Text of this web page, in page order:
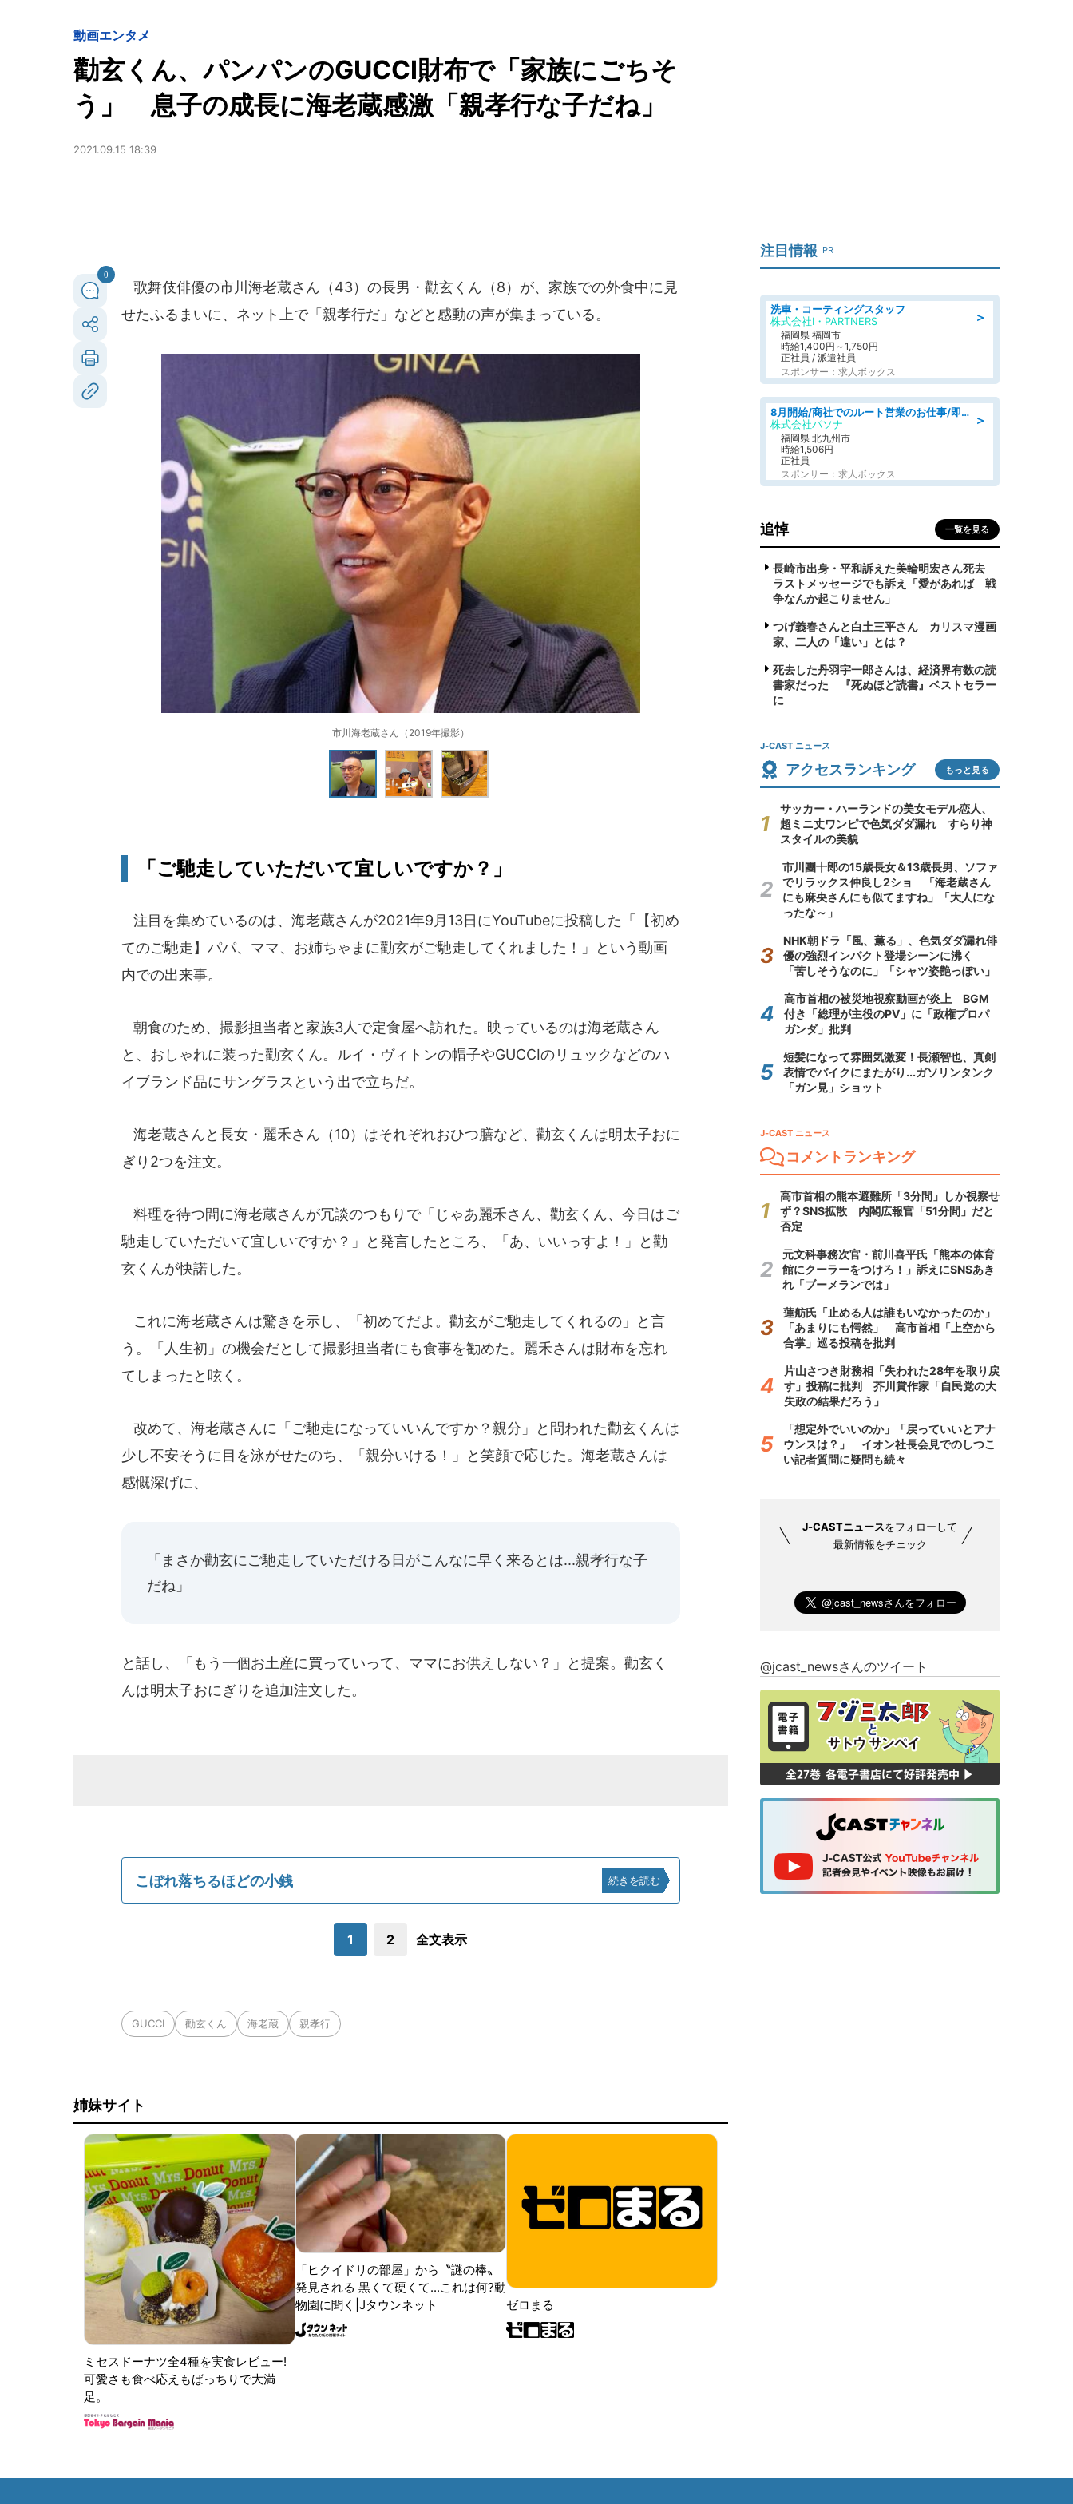
動画エンタメ
勸玄くん、パンパンのGUCCI財布で「家族にごちそ
う」 息子の成長に海老蔵感激「親孝行な子だね」
2021.09.15 18:39
0
歌舞伎俳優の市川海老蔵さん（43）の長男・勸玄くん（8）が、家族での外食中に見
せたふるまいに、ネット上で「親孝行だ」などと感動の声が集まっている。
市川海老蔵さん（2019年撮影）
「ご馳走していただいて宜しいですか？」
注目を集めているのは、海老蔵さんが2021年9月13日にYouTubeに投稿した「【初め
てのご馳走】パパ、ママ、お姉ちゃまに勸玄がご馳走してくれました！」という動画
内での出来事。
朝食のため、撮影担当者と家族3人で定食屋へ訪れた。映っているのは海老蔵さん
と、おしゃれに装った勸玄くん。ルイ・ヴィトンの帽子やGUCCIのリュックなどのハ
イブランド品にサングラスという出で立ちだ。
海老蔵さんと長女・麗禾さん（10）はそれぞれおひつ膳など、勸玄くんは明太子おに
ぎり2つを注文。
料理を待つ間に海老蔵さんが冗談のつもりで「じゃあ麗禾さん、勸玄くん、今日はご
馳走していただいて宜しいですか？」と発言したところ、「あ、いいっすよ！」と勸
玄くんが快諾した。
これに海老蔵さんは驚きを示し、「初めてだよ。勸玄がご馳走してくれるの」と言
う。「人生初」の機会だとして撮影担当者にも食事を勧めた。麗禾さんは財布を忘れ
てしまったと呟く。
改めて、海老蔵さんに「ご馳走になっていいんですか？親分」と問われた勸玄くんは
少し不安そうに目を泳がせたのち、「親分いける！」と笑顔で応じた。海老蔵さんは
感慨深げに、
「まさか勸玄にご馳走していただける日がこんなに早く来るとは...親孝行な子
だね」
と話し、「もう一個お土産に買っていって、ママにお供えしない？」と提案。勸玄く
んは明太子おにぎりを追加注文した。
こぼれ落ちるほどの小銭 続きを読む
1 2 全文表示
GUCCI 勸玄くん 海老蔵 親孝行
姉妹サイト
ミセスドーナツ全4種を実食レビュー!
可愛さも食べ応えもばっちりで大満
足。
「ヒクイドリの部屋」から〝謎の棒〟
発見される 黒くて硬くて...これは何?動
物園に聞く|Jタウンネット
ゼロまる
注目情報 PR
＞
洗車・コーティングスタッフ
株式会社I・PARTNERS
福岡県 福岡市
時給1,400円～1,750円
正社員 / 派遣社員
スポンサー：求人ボックス
＞
8月開始/商社でのルート営業のお仕事/即日勤務可/車通勤可/営業
株式会社パソナ
福岡県 北九州市
時給1,506円
正社員
スポンサー：求人ボックス
追悼 一覧を見る
長崎市出身・平和訴えた美輪明宏さん死去
ラストメッセージでも訴え「愛があれば 戦
争なんか起こりません」
つげ義春さんと白土三平さん カリスマ漫画
家、二人の「違い」とは？
死去した丹羽宇一郎さんは、経済界有数の読
書家だった 『死ぬほど読書』ベストセラー
に
J-CAST ニュース
アクセスランキング もっと見る
サッカー・ハーランドの美女モデル恋人、
超ミニ丈ワンピで色気ダダ漏れ すらり神
スタイルの美貌
市川團十郎の15歳長女＆13歳長男、ソファ
でリラックス仲良し2ショ 「海老蔵さん
にも麻央さんにも似てますね」「大人にな
ったな～」
NHK朝ドラ「風、薫る」、色気ダダ漏れ俳
優の強烈インパクト登場シーンに沸く
「苦しそうなのに」「シャツ姿艶っぽい」
高市首相の被災地視察動画が炎上 BGM
付き「総理が主役のPV」に「政権プロパ
ガンダ」批判
短髪になって雰囲気激変！長瀬智也、真剣
表情でバイクにまたがり...ガソリンタンク
「ガン見」ショット
J-CAST ニュース
コメントランキング
高市首相の熊本避難所「3分間」しか視察せ
ず？SNS拡散 内閣広報官「51分間」だと
否定
元文科事務次官・前川喜平氏「熊本の体育
館にクーラーをつけろ！」訴えにSNSあき
れ「ブーメランでは」
蓮舫氏「止める人は誰もいなかったのか」
「あまりにも愕然」 高市首相「上空から
合掌」巡る投稿を批判
片山さつき財務相「失われた28年を取り戻
す」投稿に批判 芥川賞作家「自民党の大
失政の結果だろう」
「想定外でいいのか」「戻っていいとアナ
ウンスは？」 イオン社長会見でのしつこ
い記者質問に疑問も続々
J-CASTニュースをフォローして
最新情報をチェック
@jcast_newsさんのツイート